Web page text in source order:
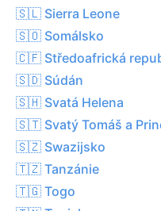
🇸🇱 Sierra Leone
🇸🇴 Somálsko
🇨🇫 Středoafrická
🇸🇩 Súdán
🇸🇭 Svatá Helena
🇸🇹 Svatý Tomáš a
🇸🇿 Swazijsko
🇹🇿 Tanzánie
🇹🇬 Togo